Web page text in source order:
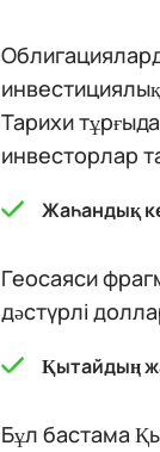
Тарихи
инвесторлар
Жаһандық
Геосаяси
дәстүрлі
Қытайдың
Бұл бастама